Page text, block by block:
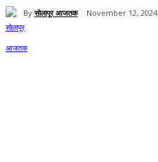
By सोलापूर आजतक November 12, 2024